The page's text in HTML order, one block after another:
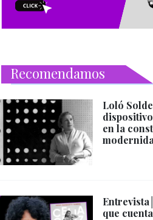
Recomendamos
Loló
en la
que